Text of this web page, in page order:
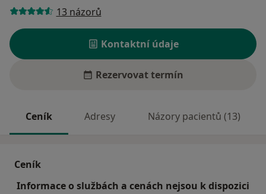
13 názorů
Kontaktní údaje
Rezervovat termín
Ceník Adresy Názory pacientů (13)
Ceník
Informace o službách a cenách nejsou k dispozici